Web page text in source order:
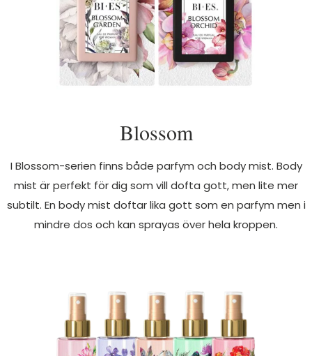
Blossom
I Blossom-serien finns både parfym och body mist. Body
mist är perfekt för dig som vill dofta gott, men lite mer
subtilt. En body mist doftar lika gott som en parfym men i
mindre dos och kan sprayas över hela kroppen.